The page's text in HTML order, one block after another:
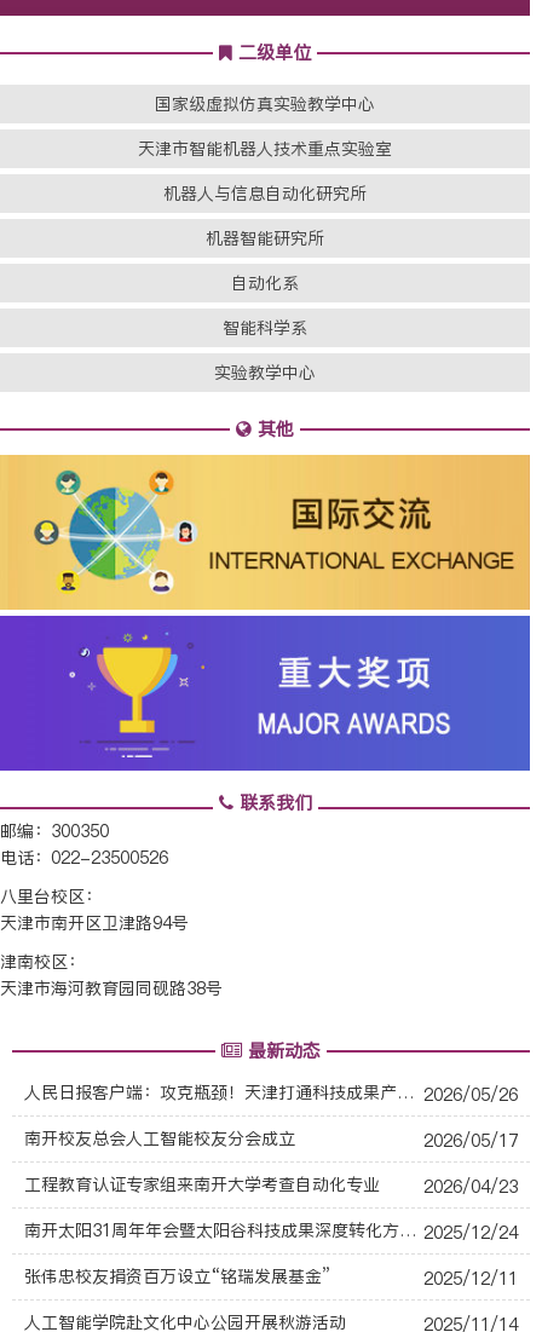
二级单位
国家级虚拟仿真实验教学中心
天津市智能机器人技术重点实验室
机器人与信息自动化研究所
机器智能研究所
自动化系
智能科学系
实验教学中心
其他
联系我们
邮编：300350
电话：022-23500526
八里台校区：
天津市南开区卫津路94号
津南校区：
天津市海河教育园同砚路38号
最新动态
人民日报客户端：攻克瓶颈！天津打通科技成果产业化“最后一公里” 2026/05/26
南开校友总会人工智能校友分会成立
2026/05/17
工程教育认证专家组来南开大学考查自动化专业
2026/04/23
南开太阳31周年年会暨太阳谷科技成果深度转化方案研讨会成功举办 2025/12/24
张伟忠校友捐资百万设立“铭瑞发展基金”
2025/12/11
人工智能学院赴文化中心公园开展秋游活动
2025/11/14